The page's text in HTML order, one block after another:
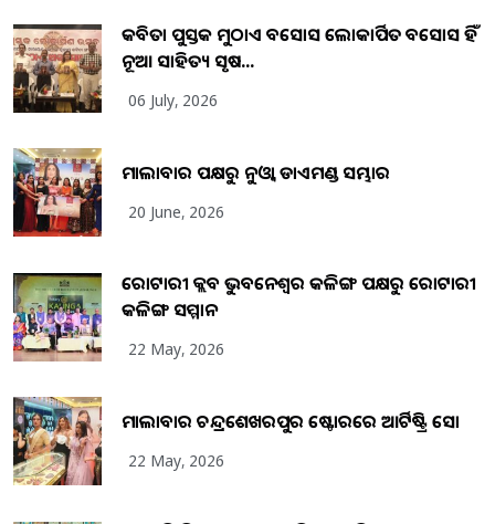
କବିତା ପୁସ୍ତକ ମୁଠାଏ ଅବସୋସ ଲୋକାର୍ପିତ ଅବସୋସ ହିଁ
ନୂଆ ସାହିତ୍ୟ ସୃଷ...
06 July, 2026
ମାଲାବାର ପକ୍ଷରୁ ନୁଓ୍ବା ଡାଏମଣ୍ଡ ସମ୍ଭାର
20 June, 2026
ରୋଟାରୀ କ୍ଲବ ଭୁବନେଶ୍ୱର କଳିଙ୍ଗ ପକ୍ଷରୁ ରୋଟାରୀ
କଳିଙ୍ଗ ସମ୍ମାନ
22 May, 2026
ମାଲାବାର ଚନ୍ଦ୍ରଶେଖରପୁର ଷ୍ଟୋରରେ ଆର୍ଟିଷ୍ଟ୍ରି ସୋ
22 May, 2026